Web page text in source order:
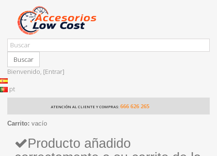
Buscar
Bienvenido, [Entrar]
pt
ATENCIÓN AL CLIENTE Y COMPRAS: 666 626 265
Carrito: vacío
Producto añadido